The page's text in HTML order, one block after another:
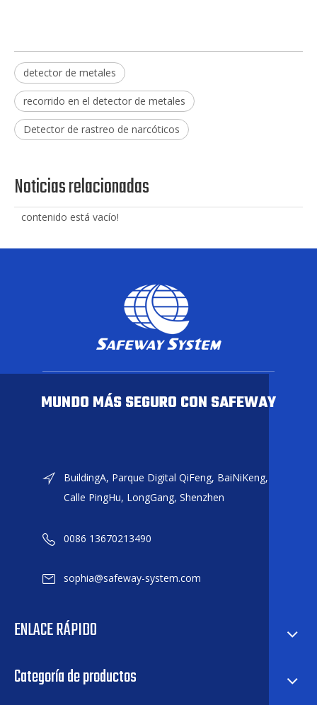
detector de metales
recorrido en el detector de metales
Detector de rastreo de narcóticos
Noticias relacionadas
contenido está vacío!
MUNDO MÁS SEGURO CON SAFEWAY
BuildingA, Parque Digital QiFeng, BaiNiKeng,
Calle PingHu, LongGang, Shenzhen
0086 13670213490
sophia@safeway-system.com
ENLACE RÁPIDO
Categoría de productos